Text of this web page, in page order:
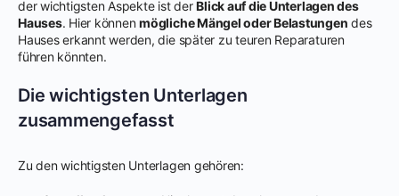
der wichtigsten Aspekte ist derBlick auf die Unterlagen des
Hauses. Hier könnenmögliche Mängel oder Belastungen des
Hauses erkannt werden, die später zu teuren Reparaturen
führen könnten.
Die wichtigsten Unterlagen
zusammengefasst
Zu den wichtigsten Unterlagen gehören: